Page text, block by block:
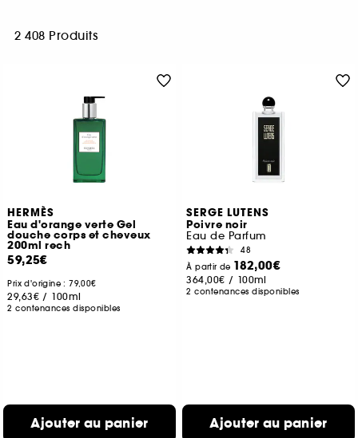
2 408 Produits
HERMÈS
Eau d'orange verte Gel
douche corps et cheveux
200ml rech
59,25€
Prix d'origine : 79,00€
29,63€ / 100ml
2 contenances disponibles
Ajouter au panier
SERGE LUTENS
Poivre noir
Eau de Parfum
48
À partir de 182,00€
364,00€ / 100ml
2 contenances disponibles
Ajouter au panier